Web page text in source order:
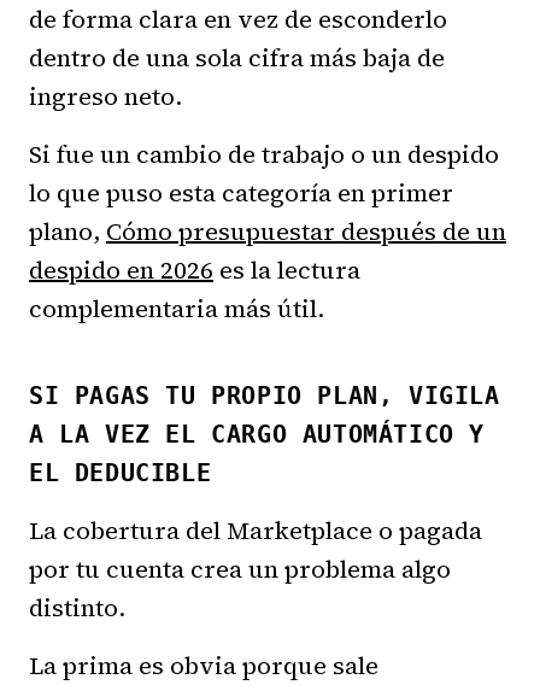
de forma clara en vez de esconderlo
dentro de una sola cifra más baja de
ingreso neto.
Si fue un cambio de trabajo o un despido
lo que puso esta categoría en primer
plano, Cómo presupuestar después de un
despido en 2026 es la lectura
complementaria más útil.
SI PAGAS TU PROPIO PLAN, VIGILA
A LA VEZ EL CARGO AUTOMÁTICO Y
EL DEDUCIBLE
La cobertura del Marketplace o pagada
por tu cuenta crea un problema algo
distinto.
La prima es obvia porque sale